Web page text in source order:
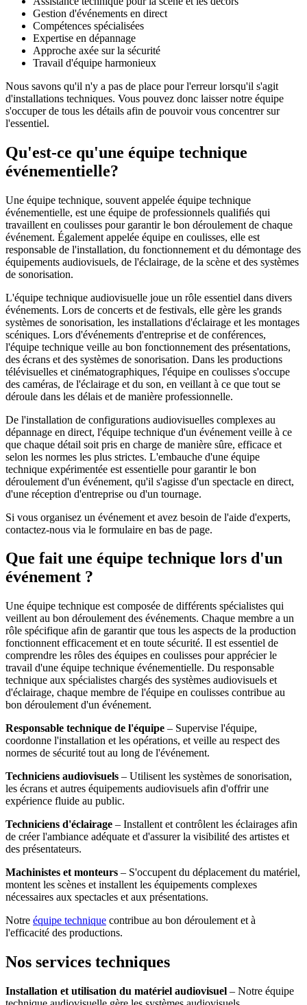
Gestion d'événements en direct
Compétences spécialisées
Expertise en dépannage
Approche axée sur la sécurité
Travail d'équipe harmonieux
Nous savons qu'il n'y a pas de place pour l'erreur lorsqu'il s'agit
d'installations techniques. Vous pouvez donc laisser notre équipe
s'occuper de tous les détails afin de pouvoir vous concentrer sur
l'essentiel.
Qu'est-ce qu'une équipe technique
événementielle?
Une équipe technique, souvent appelée équipe technique
événementielle, est une équipe de professionnels qualifiés qui
travaillent en coulisses pour garantir le bon déroulement de chaque
événement. Également appelée équipe en coulisses, elle est
responsable de l'installation, du fonctionnement et du démontage des
équipements audiovisuels, de l'éclairage, de la scène et des systèmes
de sonorisation.
L'équipe technique audiovisuelle joue un rôle essentiel dans divers
événements. Lors de concerts et de festivals, elle gère les grands
systèmes de sonorisation, les installations d'éclairage et les montages
scéniques. Lors d'événements d'entreprise et de conférences,
l'équipe technique veille au bon fonctionnement des présentations,
des écrans et des systèmes de sonorisation. Dans les productions
télévisuelles et cinématographiques, l'équipe en coulisses s'occupe
des caméras, de l'éclairage et du son, en veillant à ce que tout se
déroule dans les délais et de manière professionnelle.
De l'installation de configurations audiovisuelles complexes au
dépannage en direct, l'équipe technique d'un événement veille à ce
que chaque détail soit pris en charge de manière sûre, efficace et
selon les normes les plus strictes. L'embauche d'une équipe
technique expérimentée est essentielle pour garantir le bon
déroulement d'un événement, qu'il s'agisse d'un spectacle en direct,
d'une réception d'entreprise ou d'un tournage.
Si vous organisez un événement et avez besoin de l'aide d'experts,
contactez-nous via le formulaire en bas de page.
Que fait une équipe technique lors d'un
événement ?
Une équipe technique est composée de différents spécialistes qui
veillent au bon déroulement des événements. Chaque membre a un
rôle spécifique afin de garantir que tous les aspects de la production
fonctionnent efficacement et en toute sécurité. Il est essentiel de
comprendre les rôles des équipes en coulisses pour apprécier le
travail d'une équipe technique événementielle. Du responsable
technique aux spécialistes chargés des systèmes audiovisuels et
d'éclairage, chaque membre de l'équipe en coulisses contribue au
bon déroulement d'un événement.
Responsable technique de l'équipe – Supervise l'équipe,
coordonne l'installation et les opérations, et veille au respect des
normes de sécurité tout au long de l'événement.
Techniciens audiovisuels – Utilisent les systèmes de sonorisation,
les écrans et autres équipements audiovisuels afin d'offrir une
expérience fluide au public.
Techniciens d'éclairage – Installent et contrôlent les éclairages afin
de créer l'ambiance adéquate et d'assurer la visibilité des artistes et
des présentateurs.
Machinistes et monteurs – S'occupent du déplacement du matériel,
montent les scènes et installent les équipements complexes
nécessaires aux spectacles et aux présentations.
Notre équipe technique contribue au bon déroulement et à
l'efficacité des productions.
Nos services techniques
Installation et utilisation du matériel audiovisuel – Notre équipe